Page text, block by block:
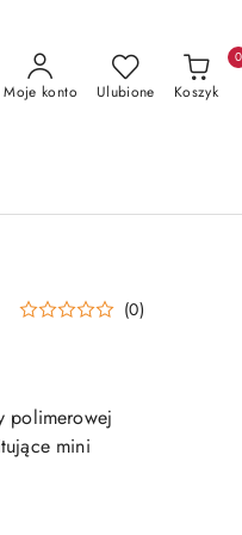
Moje konto Ulubione Koszyk
0
(0)
polimerowej
mini